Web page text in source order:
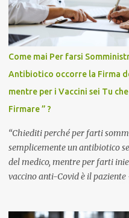
Come mai Per farsi
Antibiotico occorre la Firma
mentre per i Vaccini sei Tu
Firmare ” ?
“Chiediti perché per farti
semplicemente un antibiotico
del medico, mentre per farti
vaccino anti-Covid è il paziente